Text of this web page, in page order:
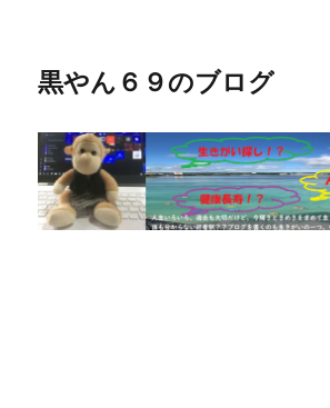
黒やん６９のブログ